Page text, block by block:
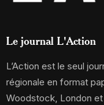
Le journal L'Action
L’Action est le seul
régionale en format
Woodstock, London et